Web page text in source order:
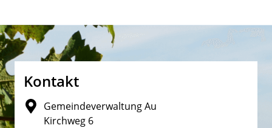
Fusszeile
Kontakt
Gemeindeverwaltung Au
Kirchweg 6